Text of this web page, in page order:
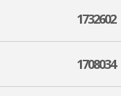
1732602
1708034